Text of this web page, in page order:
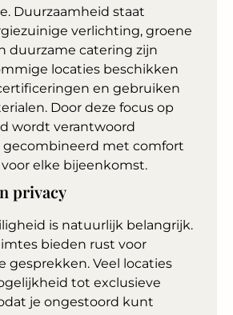
Duurzaamheid staat
verlichting, groene
duurzame catering zijn
locaties beschikken
en gebruiken
Door deze focus op
wordt verantwoord
met comfort
elke bijeenkomst.
privacy
is natuurlijk belangrijk.
bieden rust voor
gesprekken. Veel locaties
tot exclusieve
je ongestoord kunt